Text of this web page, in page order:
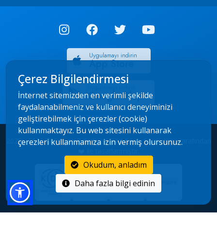
Uygulamayı indirin
App Store
Google Play
2022 - 2026 © Çorum Belediyesi Bilgi İşlem Müdürlüğü tarafından
Çerez Bilgilendirmesi
İnternet sitemizden en verimli şekilde
faydalanabilmeniz ve kullanıcı deneyiminizi
geliştirebilmek için çerezler (cookie)
kullanmaktayız. Bu web sitesini kullanarak
çerezleri kullanmamıza izin vermiş olursunuz.
Okudum, anladım
Daha fazla bilgi edinin